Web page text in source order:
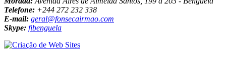
Telefone: +244 272 232 338
E-mail: geral@fonsecairmao.com
Skype: fibenguela